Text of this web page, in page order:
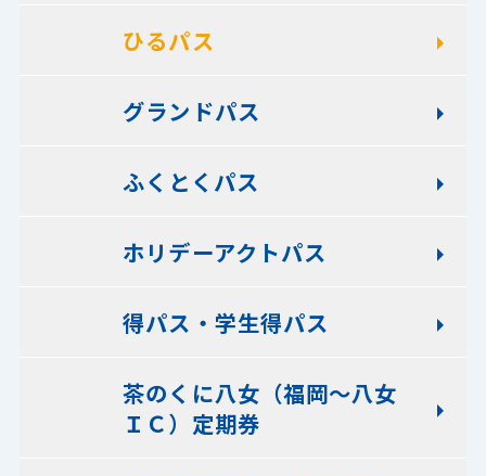
ひるパス
グランドパス
ふくとくパス
ホリデーアクトパス
得パス・学生得パス
茶のくに八女（福岡～八女
ＩＣ）定期券